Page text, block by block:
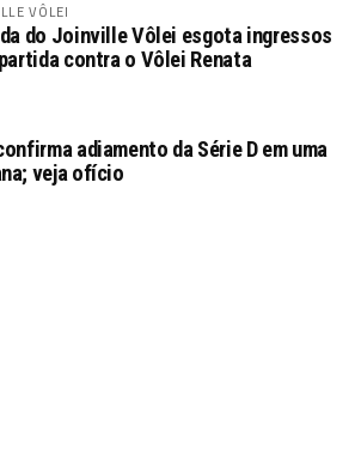
VÔLEI
do Joinville Vôlei esgota ingressos
contra o Vôlei Renata
adiamento da Série D em uma
veja ofício